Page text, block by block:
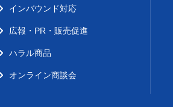
インバウンド対応
広報・PR・販売促進
ハラル商品
オンライン商談会